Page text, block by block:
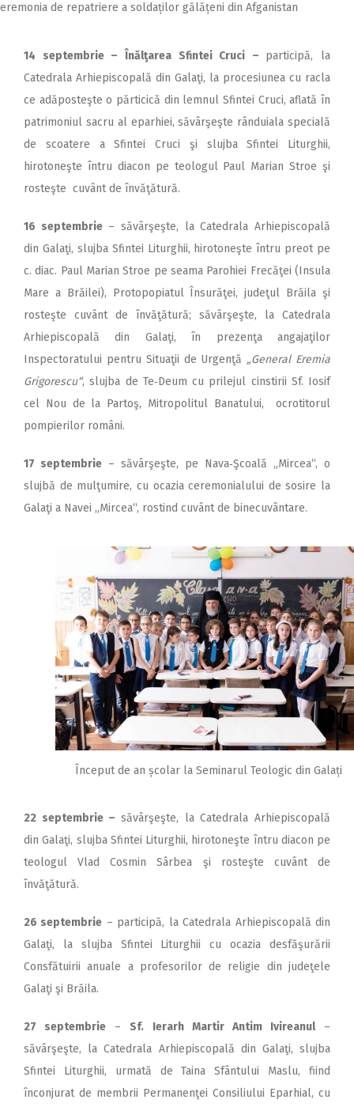
de repatriere a soldaților gălățeni din Afganistan
14 septembrie – Înălţarea Sfintei Cruci – participă, la
Catedrala Arhiepiscopală din Galaţi, la procesiunea cu racla
ce adăposteşte o părticică din lemnul Sfintei Cruci, aflată în
patrimoniul sacru al eparhiei, săvârşeşte rânduiala specială
de scoatere a Sfintei Cruci şi slujba Sfintei Liturghii,
hirotoneşte întru diacon pe teologul Paul Marian Stroe şi
rosteşte cuvânt de învăţătură.
16 septembrie– săvârşeşte, la Catedrala Arhiepiscopală
din Galaţi, slujba Sfintei Liturghii, hirotoneşte întru preot pe
c. diac. Paul Marian Stroe pe seama Parohiei Frecăţei (Insula
Mare a Brăilei), Protopopiatul Însurăţei, judeţul Brăila şi
rosteşte cuvânt de învăţătură; săvârşeşte, la Catedrala
Arhiepiscopală din Galaţi, în prezenţa angajaţilor
Inspectoratului pentru Situaţii de Urgenţă „General Eremia
Grigorescu“, slujba de Te‑Deum cu prilejul cinstirii Sf. Iosif
cel Nou de la Partoş, Mitropolitul Banatului, ocrotitorul
pompierilor români.
17 septembrie – săvârşeşte, pe Nava‑Şcoală „Mircea“, o
slujbă de mulţumire, cu ocazia ceremonialului de sosire la
Galaţi a Navei „Mircea“, rostind cuvânt de binecuvântare.
Început de an școlar la Seminarul Teologic din Galați
22 septembrie – săvârşeşte, la Catedrala Arhiepiscopală
din Galaţi, slujba Sfintei Liturghii, hirotoneşte întru diacon pe
teologul Vlad Cosmin Sârbea şi rosteşte cuvânt de
învăţătură.
26 septembrie – participă, la Catedrala Arhiepiscopală din
Galaţi, la slujba Sfintei Liturghii cu ocazia desfăşurării
Consfătuirii anuale a profesorilor de religie din judeţele
Galaţi şi Brăila.
27 septembrie – Sf. Ierarh Martir Antim Ivireanul–
săvârşeşte, la Catedrala Arhiepiscopală din Galaţi, slujba
Sfintei Liturghii, urmată de Taina Sfântului Maslu, fiind
înconjurat de membrii Permanenţei Consiliului Eparhial, cu